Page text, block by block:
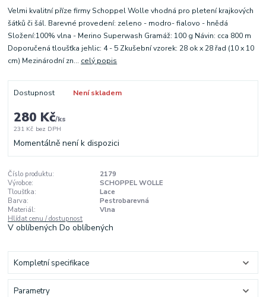
Velmi kvalitní příze firmy Schoppel Wolle vhodná pro pletení krajkových
šátků či šál. Barevné provedení: zeleno - modro- fialovo - hnědá
Složení:100% vlna - Merino Superwash Gramáž: 100 g Návin: cca 800 m
Doporučená tloušťka jehlic: 4 - 5 Zkušební vzorek: 28 ok x 28 řad (10 x 10
cm) Mezinárodní zn... celý popis
Dostupnost Není skladem
280 Kč/ks
231 Kč bez DPH
Momentálně není k dispozici
Číslo produktu:
2179
Výrobce:
SCHOPPEL WOLLE
Tloušťka:
Lace
Barva:
Pestrobarevná
Materiál:
Vlna
Hlídat cenu / dostupnost
V oblíbenýchDo oblíbených
Kompletní specifikace
Parametry